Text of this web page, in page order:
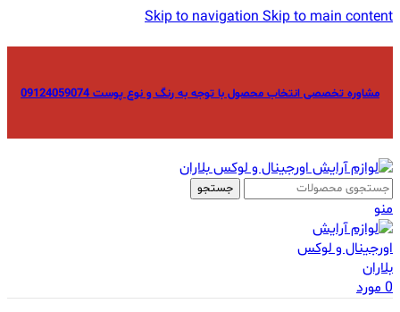
Skip to navigationSkip to main content
مشاوره تخصصی انتخاب محصول با توجه به رنگ و نوع پوست 09124059074
جستجو
منو
0مورد